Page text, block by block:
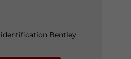
Bentley